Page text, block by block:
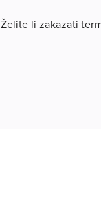
Želite li zakazati